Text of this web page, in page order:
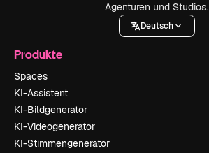
Agenturen und Studios.
Deutsch
Produkte
Spaces
KI-Assistent
KI-Bildgenerator
KI-Videogenerator
KI-Stimmengenerator